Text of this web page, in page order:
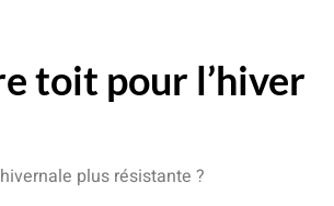
toit pour l’hiver
plus résistante ?